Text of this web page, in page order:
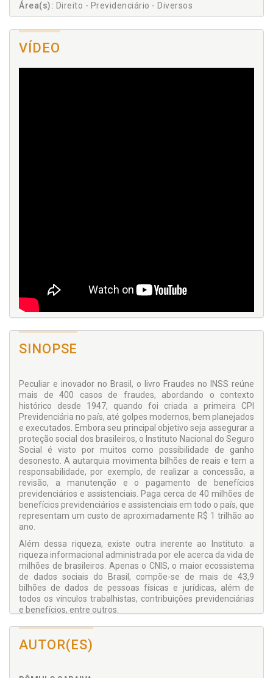
Área(s): Direito - Previdenciário - Diversos
VÍDEO
SINOPSE
Peculiar e inovador no Brasil, o livro Fraudes no INSS reúne
mais de 400 casos de fraudes, abordando o contexto
histórico desde 1947, quando foi criada a primeira CPI
Previdenciária no país, até golpes modernos, bem planejados
e executados. Embora seu principal objetivo seja assegurar a
proteção social dos brasileiros, o Instituto Nacional do Seguro
Social é visto por muitos como possibilidade de ganho
desonesto. A autarquia movimenta bilhões de reais e tem a
responsabilidade, por exemplo, de realizar a concessão, a
revisão, a manutenção e o pagamento de benefícios
previdenciários e assistenciais. Paga cerca de 40 milhões de
benefícios previdenciários e assistenciais em todo o país, que
representam um custo de aproximadamente R$ 1 trilhão ao
ano.
Além dessa riqueza, existe outra inerente ao Instituto: a
riqueza informacional administrada por ele acerca da vida de
milhões de brasileiros. Apenas o CNIS, o maior ecossistema
de dados sociais do Brasil, compõe-se de mais de 43,9
bilhões de dados de pessoas físicas e jurídicas, além de
todos os vínculos trabalhistas, contribuições previdenciárias
e benefícios, entre outros.
O livro analisa a riqueza de informações que o INSS
administra e a vulnerabilidade do vazamento desses dados,
matéria-prima para o cometimento de crimes cada vez mais
AUTOR(ES)